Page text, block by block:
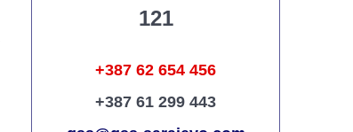
121
+387 62 654 456
+387 61 299 443